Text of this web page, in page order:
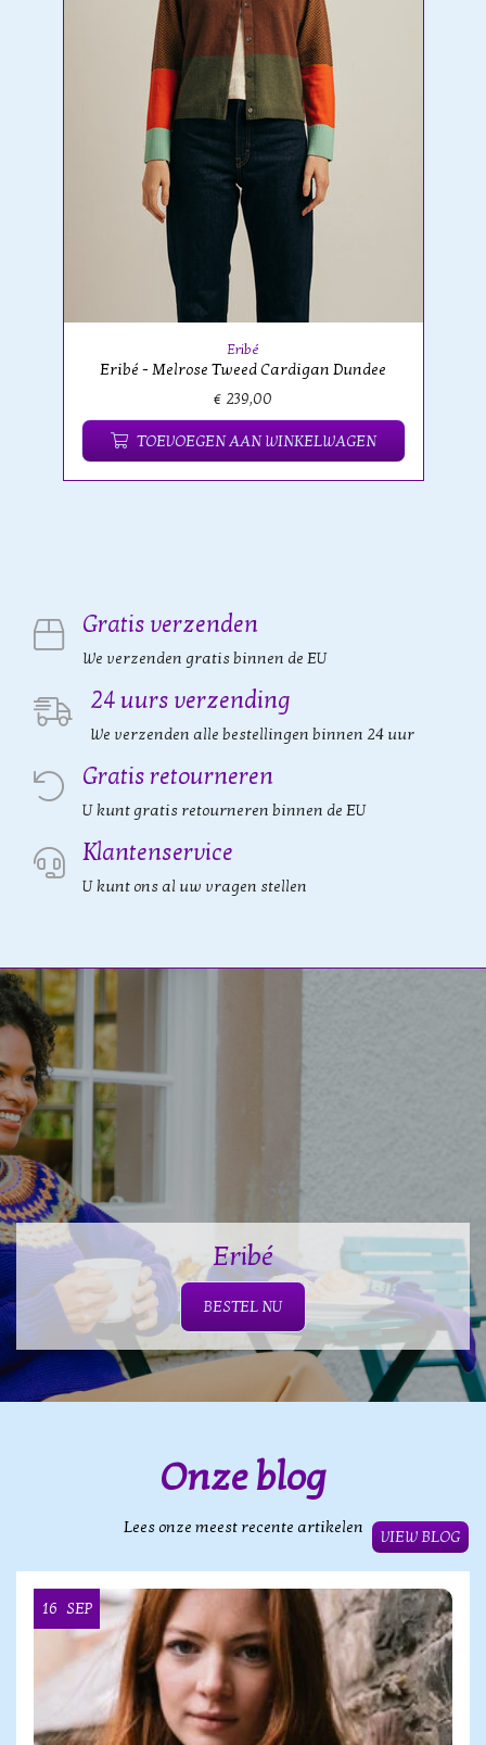
Eribé
Eribé - Melrose Tweed Cardigan Dundee
€ 239,00
TOEVOEGEN AAN WINKELWAGEN
Gratis verzenden
We verzenden gratis binnen de EU
24 uurs verzending
We verzenden alle bestellingen binnen 24 uur
Gratis retourneren
U kunt gratis retourneren binnen de EU
Klantenservice
U kunt ons al uw vragen stellen
Eribé
BESTEL NU
Onze blog
Lees onze meest recente artikelen
VIEW BLOG
16 SEP